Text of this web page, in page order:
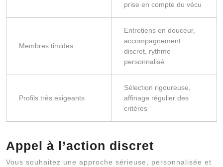
prise en compte du vécu
Membres timides
Entretiens en douceur,
accompagnement
discret, rythme
personnalisé
Profils très exigeants
Sélection rigoureuse,
affinage régulier des
critères
Appel à l’action discret
Vous souhaitez une approche sérieuse, personnalisée et